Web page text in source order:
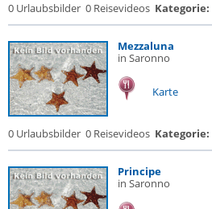
0 Urlaubsbilder 0 Reisevideos Kategorie:
Mezzaluna
in Saronno
Karte
0 Urlaubsbilder 0 Reisevideos Kategorie:
Principe
in Saronno